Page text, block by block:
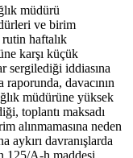
müdürü
ve birim
haftalık
karşı küçük
sergilediği iddiasına
davacının
müdürüne yüksek
toplantı maksadı
alınmamasına neden
aykırı davranışlarda